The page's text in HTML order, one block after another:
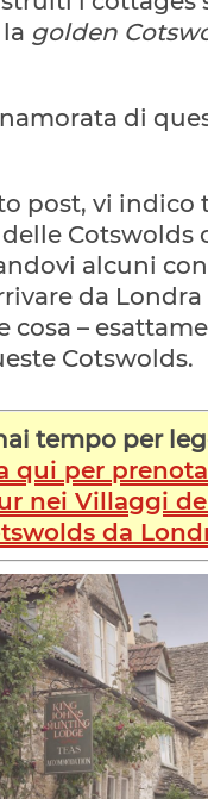
golden
di
post, vi indico
Cotswolds
alcuni
da Londra
cosa –
Cotswolds.
tempo per
qui per
nei Villaggi
da